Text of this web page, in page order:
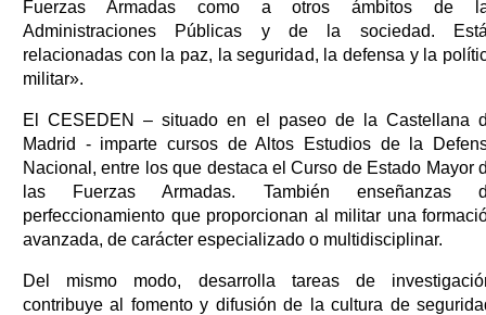
Fuerzas Armadas como a otros ámbitos de
Administraciones Públicas y de la sociedad.
relacionadas con la paz, la seguridad, la defensa y la
militar».
El CESEDEN – situado en el paseo de la Castellana
Madrid - imparte cursos de Altos Estudios de la
Nacional, entre los que destaca el Curso de Estado Mayor
las Fuerzas Armadas. También enseñanzas
perfeccionamiento que proporcionan al militar una
avanzada, de carácter especializado o multidisciplinar.
Del mismo modo, desarrolla tareas de
contribuye al fomento y difusión de la cultura de